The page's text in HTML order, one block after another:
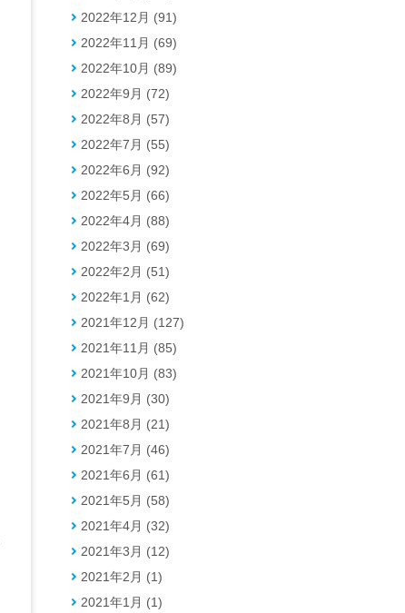
2022年12月 (91)
2022年11月 (69)
2022年10月 (89)
2022年9月 (72)
2022年8月 (57)
2022年7月 (55)
2022年6月 (92)
2022年5月 (66)
2022年4月 (88)
2022年3月 (69)
2022年2月 (51)
2022年1月 (62)
2021年12月 (127)
2021年11月 (85)
2021年10月 (83)
2021年9月 (30)
2021年8月 (21)
2021年7月 (46)
2021年6月 (61)
2021年5月 (58)
2021年4月 (32)
2021年3月 (12)
2021年2月 (1)
2021年1月 (1)